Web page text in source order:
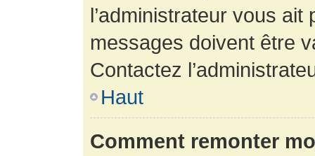
l’administrateur vous
messages doivent être
Contactez
Haut
Comment remonter